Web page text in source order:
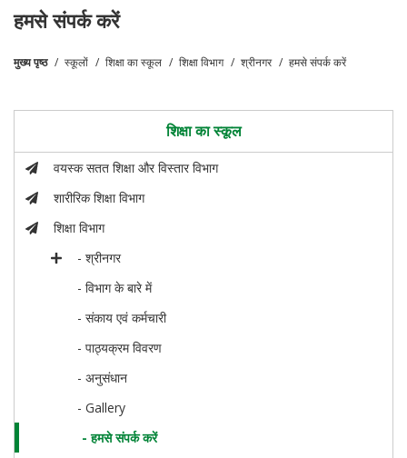
हमसे संपर्क करें
मुख्य पृष्ठ स्कूलों शिक्षा का स्कूल शिक्षा विभाग श्रीनगर हमसे संपर्क करें
शिक्षा का स्कूल
वयस्क सतत शिक्षा और विस्तार विभाग
शारीरिक शिक्षा विभाग
शिक्षा विभाग
- श्रीनगर
- विभाग के बारे में
- संकाय एवं कर्मचारी
- पाठ्यक्रम विवरण
- अनुसंधान
- Gallery
- हमसे संपर्क करें